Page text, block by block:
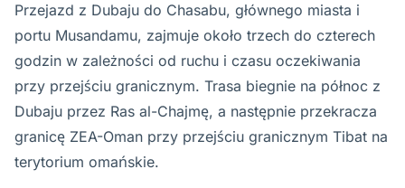
Przejazd z Dubaju do Chasabu, głównego miasta i
portu Musandamu, zajmuje około trzech do czterech
godzin w zależności od ruchu i czasu oczekiwania
przy przejściu granicznym. Trasa biegnie na północ z
Dubaju przez Ras al-Chajmę, a następnie przekracza
granicę ZEA-Oman przy przejściu granicznym Tibat na
terytorium omańskie.